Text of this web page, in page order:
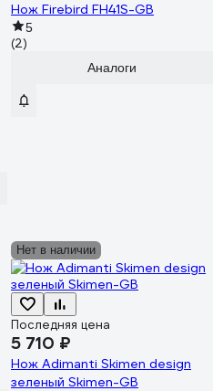
Нож Firebird FH41S-GB
5
(2)
Аналоги
Нет в наличии
Последняя цена
5 710 ₽
Нож Adimanti Skimen design
зеленый Skimen-GB